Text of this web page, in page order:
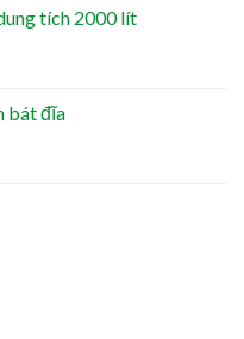
tích 2000 lít
bát đĩa